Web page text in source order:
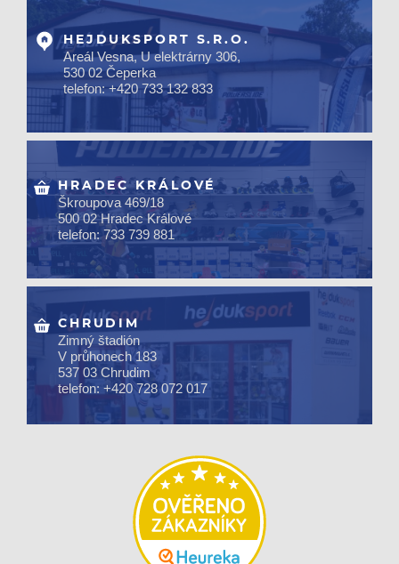
HEJDUKSPORT S.R.O.
Areál Vesna, U elektrárny 306,
530 02 Čeperka
telefon: +420 733 132 833
HRADEC KRÁLOVÉ
Škroupova 469/18
500 02 Hradec Králové
telefon: 733 739 881
CHRUDIM
Zimný štadión
V průhonech 183
537 03 Chrudim
telefon: +420 728 072 017